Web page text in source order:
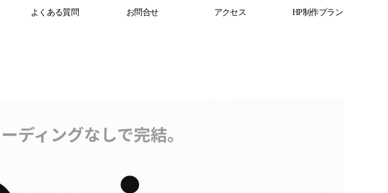
よくある質問 お問合せ アクセス HP制作プラン